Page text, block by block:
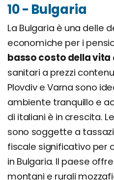
10 - Bulgaria
La Bulgaria è una delle
economiche per i
basso costo della vita
sanitari a prezzi
Plovdiv e Varna sono
ambiente tranquillo e
di italiani è in crescita.
sono soggette a
fiscale significativo per
in Bulgaria. Il paese
montani e rurali